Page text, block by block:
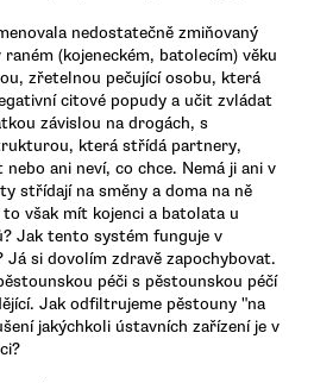
nedostatečně zmiňovaný
(kojeneckém, batolecím) věku
zřetelnou pečující osobu, která
citové popudy a učit zvládat
závislou na drogách, s
která střídá partnery,
ani neví, co chce. Nemá ji ani v
střídají na směny a doma na ně
však mít kojenci a batolata u
Jak tento systém funguje v
Já si dovolím zdravě zapochybovat.
péči s pěstounskou péčí
Jak odfiltrujeme pěstouny "na
jakýchkoli ústavních zařízení je v